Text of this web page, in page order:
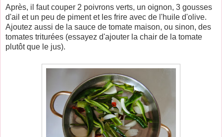
Après, il faut couper 2 poivrons verts, un oignon, 3 gousses
d'ail et un peu de piment et les frire avec de l'huile d'olive.
Ajoutez aussi de la sauce de tomate maison, ou sinon, des
tomates triturées (essayez d'ajouter la chair de la tomate
plutôt que le jus).